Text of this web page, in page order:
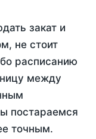
закат и
не стоит
расписанию
между
постараемся
точным.